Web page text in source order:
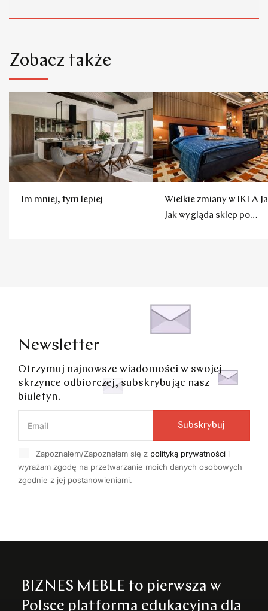
Zobacz także
Im mniej, tym lepiej
Wielkie zmiany w IKEA
Jak wygląda sklep po
Newsletter
Otrzymuj najnowsze wiadomości w swojej
skrzynce odbiorczej, subskrybując nasz
biuletyn.
Zapoznałem/Zapoznałam się z polityką prywatności i
wyrażam zgodę na przetwarzanie moich danych osobowych
zgodnie z jej postanowieniami.
Subskrybuj
BIZNES MEBLE to pierwsza w
Polsce platforma edukacyjna dla